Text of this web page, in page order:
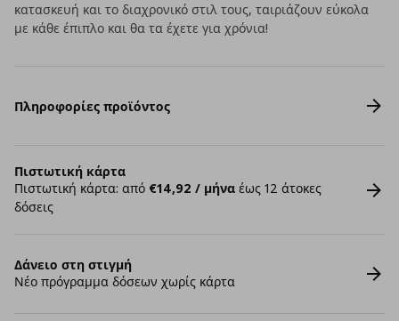
κατασκευή και το διαχρονικό στιλ τους, ταιριάζουν εύκολα
με κάθε έπιπλο και θα τα έχετε για χρόνια!
Πληροφορίες προϊόντος
Πιστωτική κάρτα
Πιστωτική κάρτα: από €14,92 / μήνα έως 12 άτοκες
δόσεις
Δάνειο στη στιγμή
Νέο πρόγραμμα δόσεων χωρίς κάρτα